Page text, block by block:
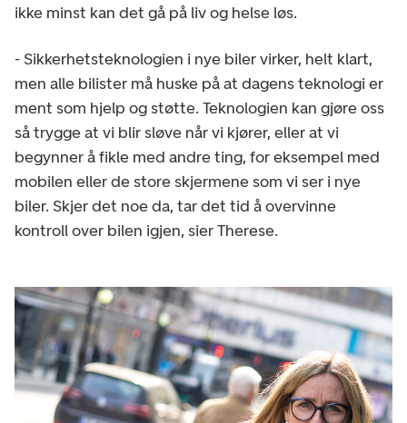
ikke minst kan det gå på liv og helse løs.
- Sikkerhetsteknologien i nye biler virker, helt klart,
men alle bilister må huske på at dagens teknologi er
ment som hjelp og støtte. Teknologien kan gjøre oss
så trygge at vi blir sløve når vi kjører, eller at vi
begynner å fikle med andre ting, for eksempel med
mobilen eller de store skjermene som vi ser i nye
biler. Skjer det noe da, tar det tid å overvinne
kontroll over bilen igjen, sier Therese.